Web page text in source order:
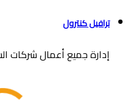
ترافيل كنترول
إدارة جميع أعمال شركات